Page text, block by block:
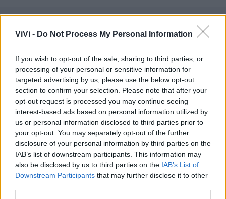
ViVi - Do Not Process My Personal Information
If you wish to opt-out of the sale, sharing to third parties, or
processing of your personal or sensitive information for
targeted advertising by us, please use the below opt-out
section to confirm your selection. Please note that after your
opt-out request is processed you may continue seeing
interest-based ads based on personal information utilized by
us or personal information disclosed to third parties prior to
your opt-out. You may separately opt-out of the further
disclosure of your personal information by third parties on the
IAB’s list of downstream participants. This information may
also be disclosed by us to third parties on the IAB’s List of
Downstream Participants that may further disclose it to other
Cia Agricoltori Italiani | Puglia - Area Due
Mari